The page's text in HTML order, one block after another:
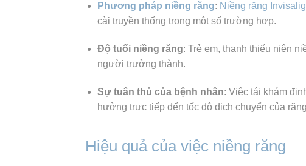
Phương pháp niềng răng: Niềng răng
cài truyền thống trong một số trường hợp.
Độ tuổi niềng răng: Trẻ em, thanh thiếu niên
người trưởng thành.
Sự tuân thủ của bệnh nhân: Việc tái khám
hưởng trực tiếp đến tốc độ dịch chuyển của
Hiệu quả của việc niềng răng